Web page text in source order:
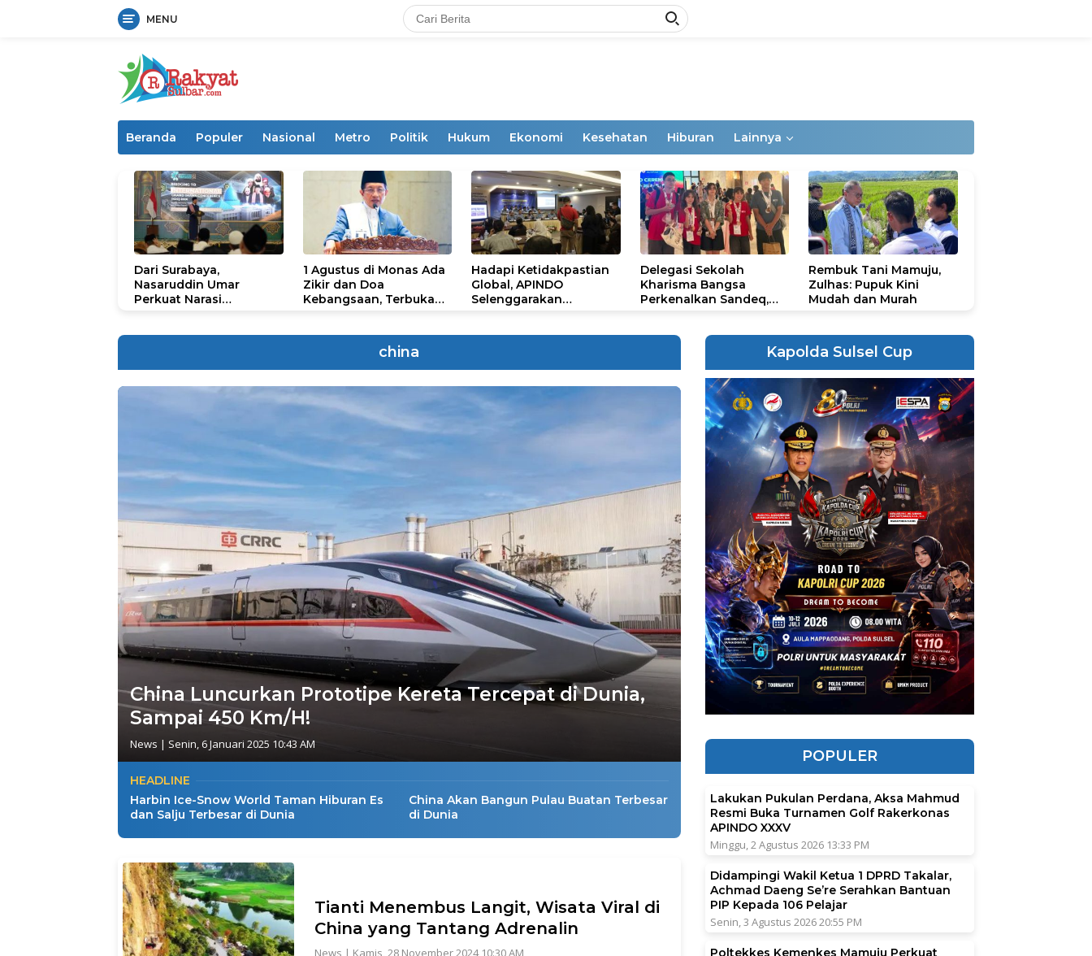
MENU
Beranda Populer Nasional Metro Politik Hukum Ekonomi Kesehatan Hiburan Lainnya
Dari Surabaya,
Nasaruddin Umar
Perkuat Narasi
1 Agustus di Monas Ada
Zikir dan Doa
Kebangsaan, Terbuka
Hadapi Ketidakpastian
Global, APINDO
Selenggarakan
Delegasi Sekolah
Kharisma Bangsa
Perkenalkan Sandeq,
STEAM Olympiad 2026
Rembuk Tani Mamuju,
Zulhas: Pupuk Kini
Mudah dan Murah
china
China Luncurkan Prototipe Kereta Tercepat di Dunia,
Sampai 450 Km/H!
News | Senin, 6 Januari 2025 10:43 AM
HEADLINE
Harbin Ice-Snow World Taman Hiburan Es
dan Salju Terbesar di Dunia
China Akan Bangun Pulau Buatan Terbesar
di Dunia
Tianti Menembus Langit, Wisata Viral di
China yang Tantang Adrenalin
News | Kamis, 28 November 2024 10:30 AM
Kapolda Sulsel Cup
POPULER
Lakukan Pukulan Perdana, Aksa Mahmud
Resmi Buka Turnamen Golf Rakerkonas
APINDO XXXV
Minggu, 2 Agustus 2026 13:33 PM
Didampingi Wakil Ketua 1 DPRD Takalar,
Achmad Daeng Se’re Serahkan Bantuan
PIP Kepada 106 Pelajar
Senin, 3 Agustus 2026 20:55 PM
Poltekkes Kemenkes Mamuju Perkuat